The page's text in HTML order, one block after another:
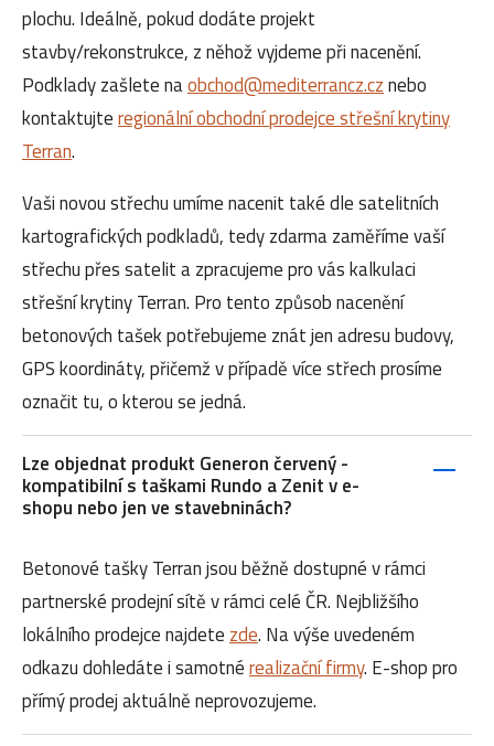
plochu. Ideálně, pokud dodáte projekt
stavby/rekonstrukce, z něhož vyjdeme při nacenění.
Podklady zašlete naobchod@mediterrancz.cznebo
kontaktujteregionální obchodní prodejce střešní krytiny
Terran.
Vaši novou střechu umíme nacenit také dle satelitních
kartografických podkladů, tedy zdarma zaměříme vaší
střechu přes satelit a zpracujeme pro vás kalkulaci
střešní krytiny Terran. Pro tento způsob nacenění
betonových tašek potřebujeme znát jen adresu budovy,
GPS koordináty, přičemž v případě více střech prosíme
označit tu, o kterou se jedná.
Lze objednat produkt Generon červený -
kompatibilní s taškami Rundo a Zenit v e-
shopu nebo jen ve stavebninách?
Betonové tašky Terran jsou běžně dostupné v rámci
partnerské prodejní sítě v rámci celé ČR. Nejbližšího
lokálního prodejce najdete zde. Na výše uvedeném
odkazu dohledáte i samotnérealizační firmy. E-shop pro
přímý prodej aktuálně neprovozujeme.